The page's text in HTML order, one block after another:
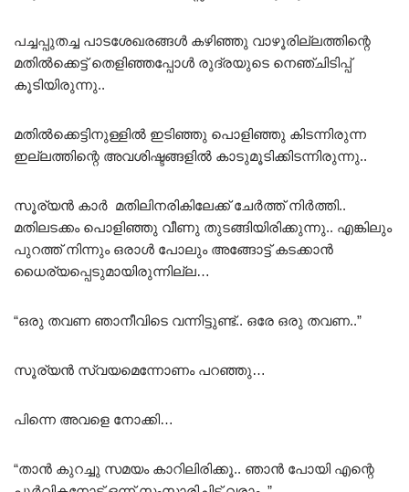
പച്ചപ്പുതച്ച പാടശേഖരങ്ങൾ കഴിഞ്ഞു വാഴൂരില്ലത്തിന്റെ
മതിൽക്കെട്ട് തെളിഞ്ഞപ്പോൾ രുദ്രയുടെ നെഞ്ചിടിപ്പ്
കൂടിയിരുന്നു..
മതിൽക്കെട്ടിനുള്ളിൽ ഇടിഞ്ഞു പൊളിഞ്ഞു കിടന്നിരുന്ന
ഇല്ലത്തിന്റെ അവശിഷ്ടങ്ങളിൽ കാടുമൂടിക്കിടന്നിരുന്നു..
സൂര്യൻ കാർ മതിലിനരികിലേക്ക് ചേർത്ത് നിർത്തി..
മതിലടക്കം പൊളിഞ്ഞു വീണു തുടങ്ങിയിരിക്കുന്നു.. എങ്കിലും
പുറത്ത് നിന്നും ഒരാൾ പോലും അങ്ങോട്ട്‌ കടക്കാൻ
ധൈര്യപ്പെടുമായിരുന്നില്ല…
“ഒരു തവണ ഞാനീവിടെ വന്നിട്ടുണ്ട്.. ഒരേ ഒരു തവണ..”
സൂര്യൻ സ്വയമെന്നോണം പറഞ്ഞു…
പിന്നെ അവളെ നോക്കി…
“താൻ കുറച്ചു സമയം കാറിലിരിക്കൂ.. ഞാൻ പോയി എന്റെ